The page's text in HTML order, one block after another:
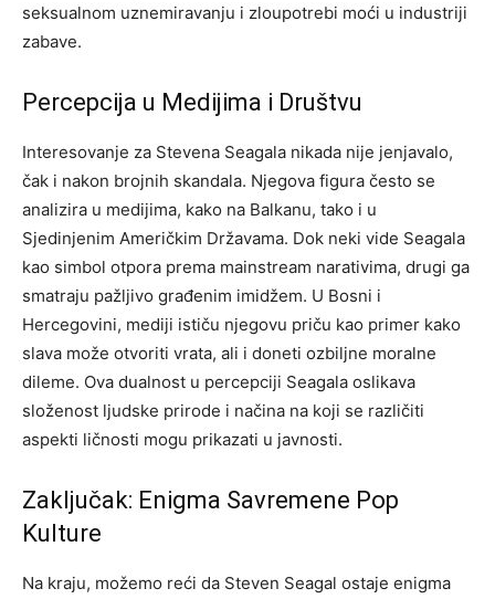
seksualnom uznemiravanju i zloupotrebi moći u industriji
zabave.
Percepcija u Medijima i Društvu
Interesovanje za Stevena Seagala nikada nije jenjavalo,
čak i nakon brojnih skandala. Njegova figura često se
analizira u medijima, kako na Balkanu, tako i u
Sjedinjenim Američkim Državama. Dok neki vide Seagala
kao simbol otpora prema mainstream narativima, drugi ga
smatraju pažljivo građenim imidžem. U Bosni i
Hercegovini, mediji ističu njegovu priču kao primer kako
slava može otvoriti vrata, ali i doneti ozbiljne moralne
dileme. Ova dualnost u percepciji Seagala oslikava
složenost ljudske prirode i načina na koji se različiti
aspekti ličnosti mogu prikazati u javnosti.
Zaključak: Enigma Savremene Pop
Kulture
Na kraju, možemo reći da Steven Seagal ostaje enigma